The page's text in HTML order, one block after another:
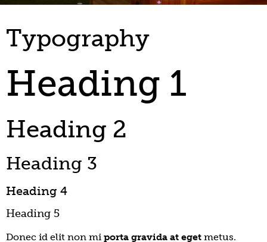
Typography
Heading 1
Heading 2
Heading 3
Heading 4
Heading 5
Donec id elit non mi porta gravida at eget metus.